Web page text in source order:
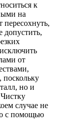
к
на
пересохнуть,
допустить,
от
поскольку
но и
случае не
с помощью